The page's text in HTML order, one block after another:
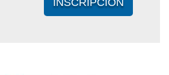
INSCRIPCIÓN